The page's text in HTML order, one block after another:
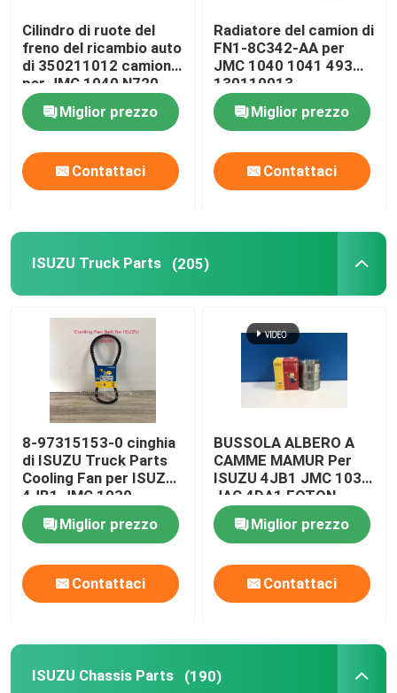
Cilindro di ruote del
freno del ricambio auto
di 350211012 camion
per JMC 1040 N720
1041 1043
Miglior prezzo
Contattaci
Radiatore del camion di
FN1-8C342-AA per
JMC 1040 1041 493
130110013
Miglior prezzo
Contattaci
ISUZU Truck Parts (205)
8-97315153-0 cinghia
di ISUZU Truck Parts
Cooling Fan per ISUZU
4JB1 JMC 1030
Miglior prezzo
Contattaci
BUSSOLA ALBERO A
CAMME MAMUR Per
ISUZU 4JB1 JMC 1030
JAC 4DA1 FOTON
DFLE 8-97378148-0
Miglior prezzo
Contattaci
ISUZU Chassis Parts (190)